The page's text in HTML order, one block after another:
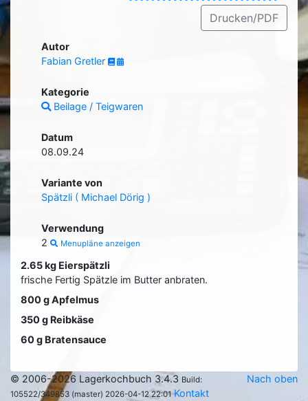
Drucken/PDF
Autor
Fabian Gretler
Kategorie
Beilage / Teigwaren
Datum
08.09.24
Variante von
Spätzli ( Michael Dörig )
Verwendung
2
Menupläne anzeigen
2.65 kg Eierspätzli
frische Fertig Spätzle im Butter anbraten.
800 g Apfelmus
350 g Reibkäse
60 g Bratensauce
Nach oben
© 2006-2026 Lagerkochbuch 3.4.3 Build:
105522/349853 (master) 2026-04-12 22:01 Kontakt